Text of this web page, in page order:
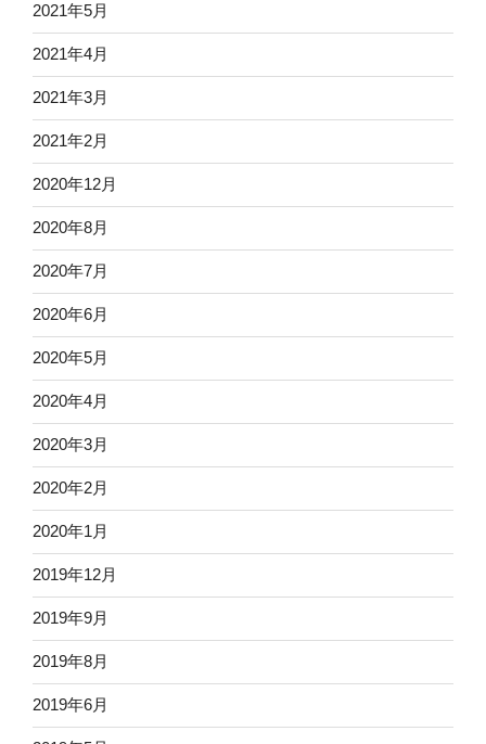
2021年5月
2021年4月
2021年3月
2021年2月
2020年12月
2020年8月
2020年7月
2020年6月
2020年5月
2020年4月
2020年3月
2020年2月
2020年1月
2019年12月
2019年9月
2019年8月
2019年6月